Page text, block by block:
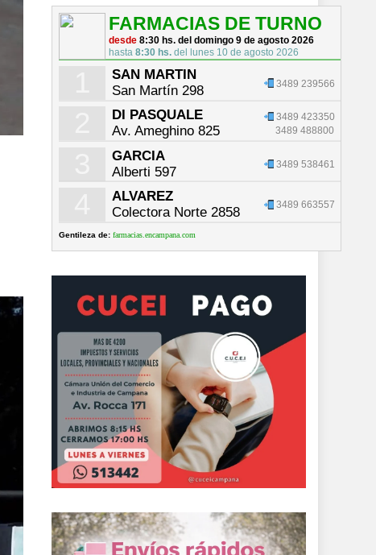
FARMACIAS DE TURNO
desde 8:30 hs. del domingo 9 de agosto 2026
hasta 8:30 hs.del lunes 10 de agosto 2026
SAN MARTIN
San Martín 298
3489 239566
DI PASQUALE
Av. Ameghino 825
3489 423350
3489 488800
GARCIA
Alberti 597
3489 538461
ALVAREZ
Colectora Norte 2858
3489 663557
Gentileza de: farmacias.encampana.com